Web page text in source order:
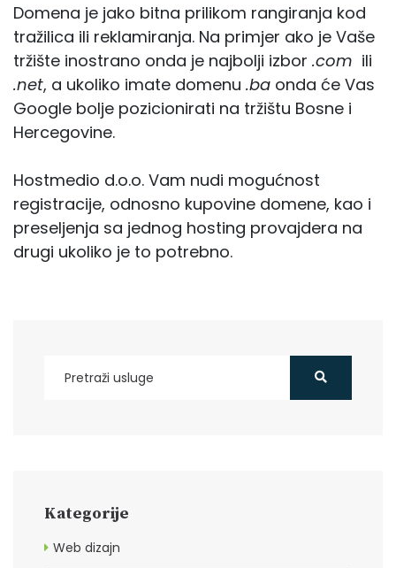
Domena je jako bitna prilikom rangiranja kod
tražilica ili reklamiranja. Na primjer ako je Vaše
tržište inostrano onda je najbolji izbor .com ili
.net, a ukoliko imate domenu .ba onda će Vas
Google bolje pozicionirati na tržištu Bosne i
Hercegovine.
Hostmedio d.o.o. Vam nudi mogućnost
registracije, odnosno kupovine domene, kao i
preseljenja sa jednog hosting provajdera na
drugi ukoliko je to potrebno.
Kategorije
Web dizajn